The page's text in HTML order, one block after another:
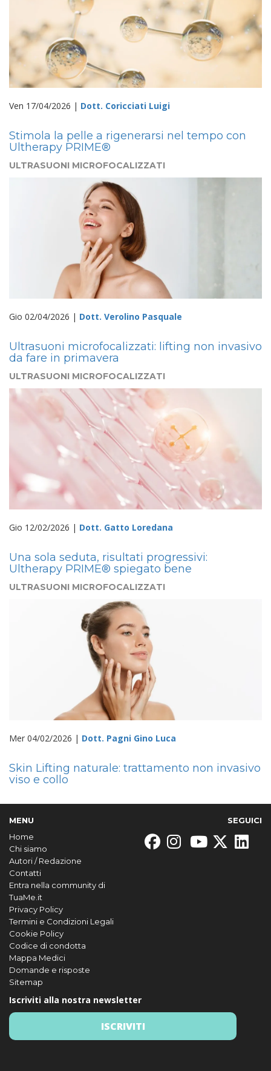
Ven 17/04/2026 | Dott. Coricciati Luigi
Stimola la pelle a rigenerarsi nel tempo con
Ultherapy PRIME®
ULTRASUONI MICROFOCALIZZATI
Gio 02/04/2026 | Dott. Verolino Pasquale
Ultrasuoni microfocalizzati: lifting non invasivo
da fare in primavera
ULTRASUONI MICROFOCALIZZATI
Gio 12/02/2026 | Dott. Gatto Loredana
Una sola seduta, risultati progressivi:
Ultherapy PRIME® spiegato bene
ULTRASUONI MICROFOCALIZZATI
Mer 04/02/2026 | Dott. Pagni Gino Luca
Skin Lifting naturale: trattamento non invasivo
viso e collo
MENU
Home
Chi siamo
Autori / Redazione
Contatti
Entra nella community di
TuaMe.it
Privacy Policy
Termini e Condizioni Legali
Cookie Policy
Codice di condotta
Mappa Medici
Domande e risposte
Sitemap
SEGUICI
Iscriviti alla nostra newsletter
ISCRIVITI